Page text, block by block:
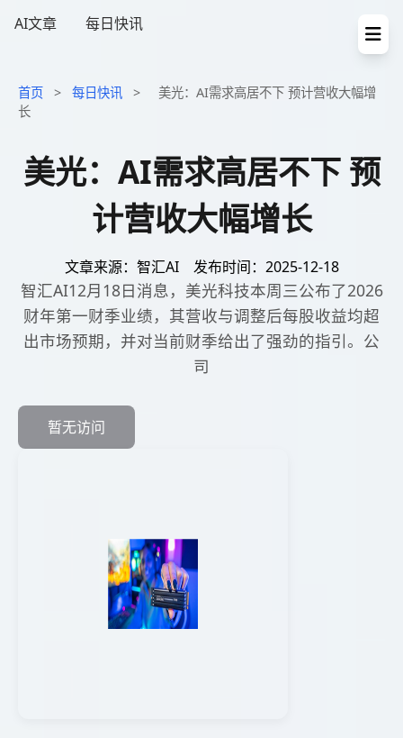
AI文章 每日快讯
首页 > 每日快讯 >
美光：AI需求高居不下 预计营收大幅增
长
美光：AI需求高居不下 预
计营收大幅增长
文章来源：智汇AI 发布时间：2025-12-18
智汇AI12月18日消息，美光科技本周三公布了2026
财年第一财季业绩，其营收与调整后每股收益均超
出市场预期，并对当前财季给出了强劲的指引。公
司
暂无访问